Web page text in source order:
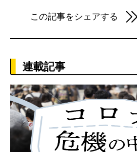
この記事をシェアする
連載記事